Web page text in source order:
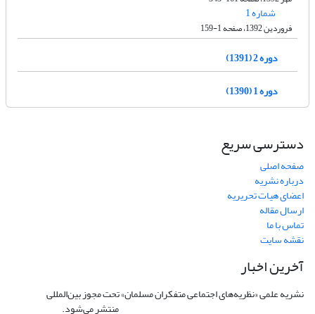
شماره 1
فروردین 1392، صفحه 1-159
دوره 2 (1391)
دوره 1 (1390)
دسترسی سریع
صفحه اصلی
درباره نشریه
اعضای هیات تحریریه
ارسال مقاله
تماس با ما
نقشه سایت
آخرین اخبار
نشریه علمی «نظریه‌های اجتماعی متفکران مسلمان» تحت مجوز بین‌المللی
منتشر می‌شود.